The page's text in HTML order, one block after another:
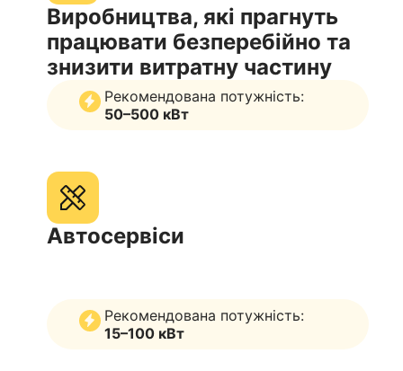
Виробництва, які прагнуть
працювати безперебійно та
знизити витратну частину
Рекомендована потужність:
50–500 кВт
Автосервіси
Рекомендована потужність:
15–100 кВт